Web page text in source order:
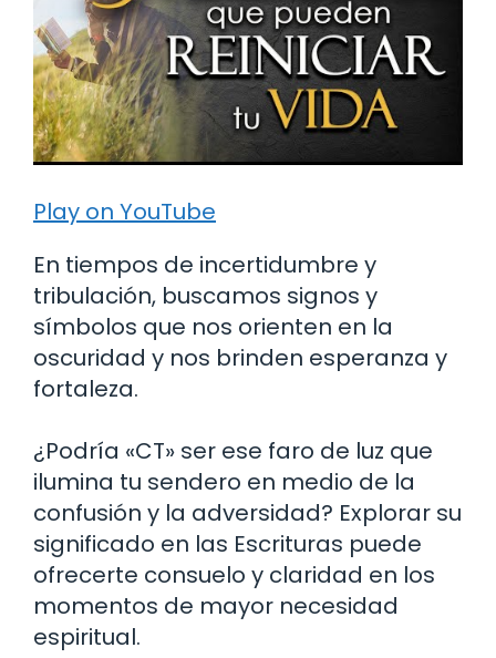
Play on YouTube
En tiempos de incertidumbre y
tribulación, buscamos signos y
símbolos que nos orienten en la
oscuridad y nos brinden esperanza y
fortaleza.
¿Podría «CT» ser ese faro de luz que
ilumina tu sendero en medio de la
confusión y la adversidad? Explorar su
significado en las Escrituras puede
ofrecerte consuelo y claridad en los
momentos de mayor necesidad
espiritual.